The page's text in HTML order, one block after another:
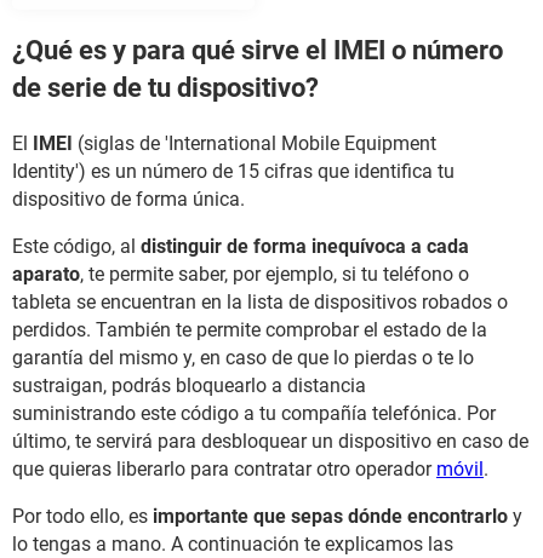
¿Qué es y para qué sirve el IMEI o número
de serie de tu dispositivo?
El IMEI (siglas de 'International Mobile Equipment
Identity') es un número de 15 cifras que identifica tu
dispositivo de forma única.
Este código, al distinguir de forma inequívoca a cada
aparato, te permite saber, por ejemplo, si tu teléfono o
tableta se encuentran en la lista de dispositivos robados o
perdidos. También te permite comprobar el estado de la
garantía del mismo y, en caso de que lo pierdas o te lo
sustraigan, podrás bloquearlo a distancia
suministrando este código a tu compañía telefónica. Por
último, te servirá para desbloquear un dispositivo en caso de
que quieras liberarlo para contratar otro operador móvil.
Por todo ello, es importante que sepas dónde encontrarlo y
lo tengas a mano. A continuación te explicamos las